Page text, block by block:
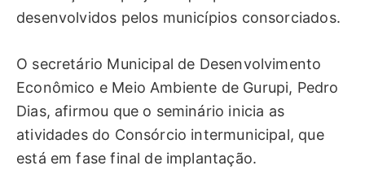
desenvolvidos pelos municípios consorciados.
O secretário Municipal de Desenvolvimento
Econômico e Meio Ambiente de Gurupi, Pedro
Dias, afirmou que o seminário inicia as
atividades do Consórcio intermunicipal, que
está em fase final de implantação.